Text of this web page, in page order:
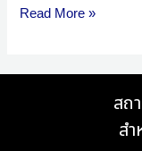
Read More »
สถ
ส